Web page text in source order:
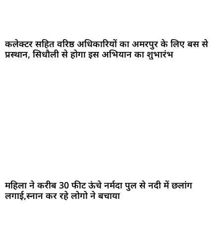
कलेक्टर सहित वरिष्ठ अधिकारियों का अमरपुर के लिए बस से
प्रस्थान, सिधौली से होगा इस अभियान का शुभारंभ
महिला ने करीब 30 फीट ऊंचे नर्मदा पुल से नदी में छलांग
लगाई,स्नान कर रहे लोगो ने बचाया